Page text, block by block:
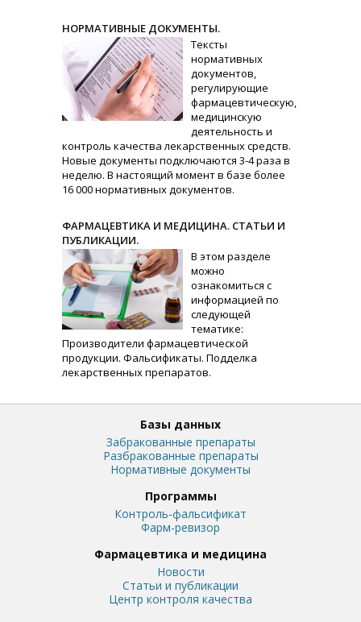
НОРМАТИВНЫЕ ДОКУМЕНТЫ.
Тексты
нормативных
документов,
регулирующие
фармацевтическую,
медицинскую
деятельность и
контроль качества лекарственных средств.
Новые документы подключаются 3-4 раза в
неделю. В настоящий момент в базе более
16 000 нормативных документов.
ФАРМАЦЕВТИКА И МЕДИЦИНА. СТАТЬИ И
ПУБЛИКАЦИИ.
В этом разделе
можно
ознакомиться с
информацией по
следующей
тематике:
Производители фармацевтической
продукции. Фальсификаты. Подделка
лекарственных препаратов.
Базы данных
Забракованные препараты
Разбракованные препараты
Нормативные документы
Программы
Контроль-фальсификат
Фарм-ревизор
Фармацевтика и медицина
Новости
Статьи и публикации
Центр контроля качества